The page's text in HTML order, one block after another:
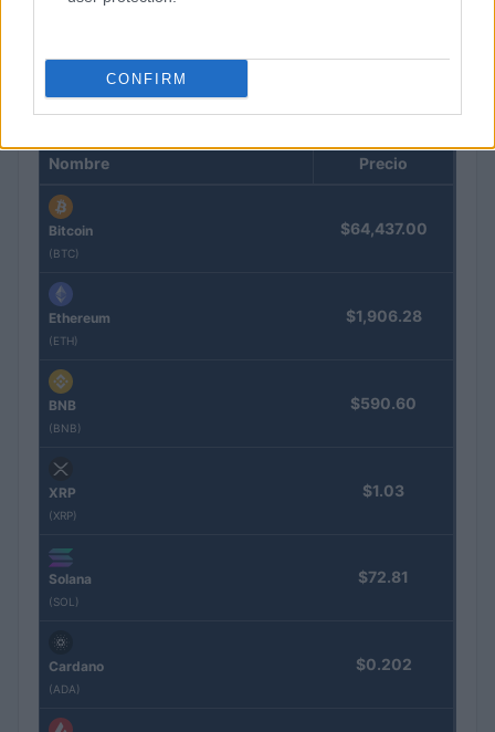
CONFIRM
COTIZACIONES CRYPTO
Nombre Precio
Bitcoin
(BTC)
$64,437.00
Ethereum
(ETH)
$1,906.28
BNB
(BNB)
$590.60
XRP
(XRP)
$1.03
Solana
(SOL)
$72.81
Cardano
(ADA)
$0.202